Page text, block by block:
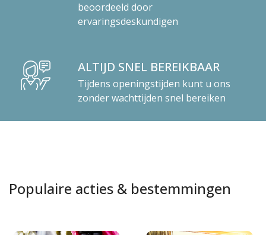
beoordeeld door
ervaringsdeskundigen
ALTIJD SNEL BEREIKBAAR
Tijdens openingstijden kunt u ons
zonder wachttijden snel bereiken
Populaire acties & bestemmingen